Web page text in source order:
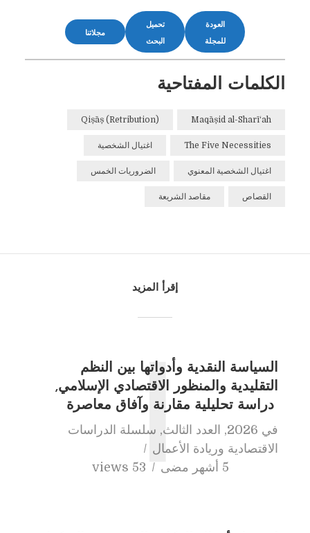
العودة
للمجلة
تحميل
البحث
مجلاتنا
الكلمات المفتاحية
Maqāṣid al-Sharī‘ah
Qiṣāṣ (Retribution)
The Five Necessities اغتيال الشخصية
اغتيال الشخصية المعنوي الضروريات الخمس
القصاص مقاصد الشريعة
إقرأ المزيد
السياسة النقدية وأدواتها بين النظم
التقليدية والمنظور الاقتصادي الإسلامي,
دراسة تحليلية مقارنة وآفاق معاصرة
في 2026
, العدد الثالث, سلسلة الدراسات
الاقتصادية وريادة الأعمال
5 أشهر مضى
53 viewsا